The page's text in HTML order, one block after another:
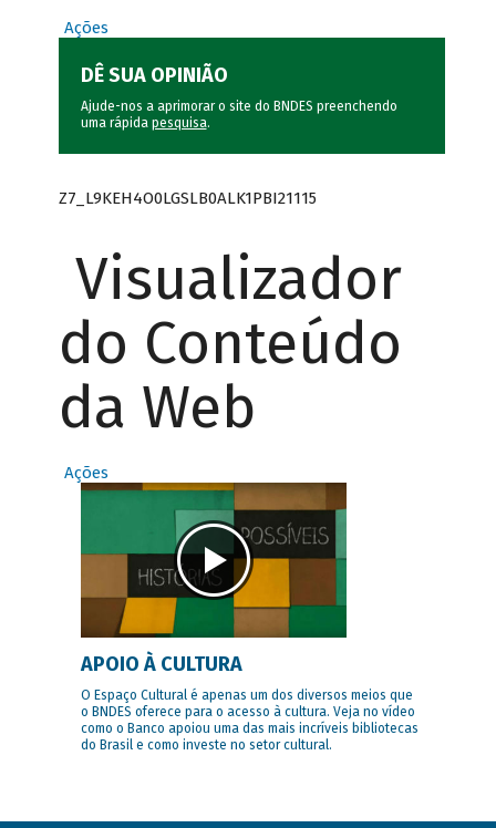
Ações
DÊ SUA OPINIÃO
Ajude-nos a aprimorar o site do BNDES preenchendo
uma rápida pesquisa.
Z7_L9KEH4O0LGSLB0ALK1PBI21115
Visualizador
do Conteúdo
da Web
Ações
APOIO À CULTURA
O Espaço Cultural é apenas um dos diversos meios que
o BNDES oferece para o acesso à cultura. Veja no vídeo
como o Banco apoiou uma das mais incríveis bibliotecas
do Brasil e como investe no setor cultural.